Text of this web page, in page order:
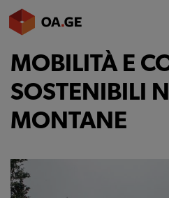
L’ORDINE
AMMINISTRAZIONE
ALBO
SERVIZI
MOBILITÀ E
SOSTENIBILI
MONTANE